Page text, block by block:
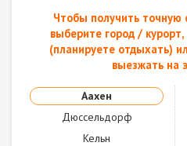
Чтобы получить точную
выберите город /
(планируете отдыхать)
выезжать на
Аахен
Дюссельдорф
Кельн